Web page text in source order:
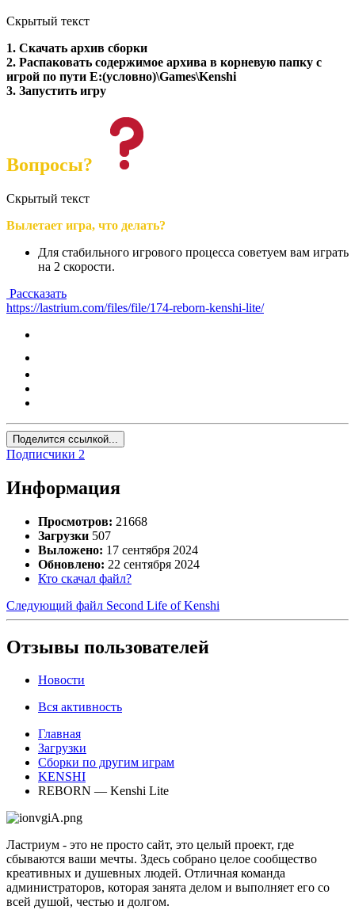
Скрытый текст
1. Скачать архив сборки
2. Распаковать содержимое архива в корневую папку с
игрой по пути E:(условно)\Games\Kenshi
3. Запустить игру
Вопросы?
Скрытый текст
Вылетает игра, что делать?
Для стабильного игрового процесса советуем вам играть
на 2 скорости.
Рассказать
https://lastrium.com/files/file/174-reborn-kenshi-lite/
Поделится ссылкой...
Подписчики 2
Информация
Просмотров: 21668
Загрузки 507
Выложено: 17 сентября 2024
Обновлено: 22 сентября 2024
Кто скачал файл?
Следующий файл Second Life of Kenshi
Отзывы пользователей
Новости
Вся активность
Главная
Загрузки
Сборки по другим играм
KENSHI
REBORN — Kenshi Lite
Ластриум - это не просто сайт, это целый проект, где
сбываются ваши мечты. Здесь собрано целое сообщество
креативных и душевных людей. Отличная команда
администраторов, которая занята делом и выполняет его со
всей душой, честью и долгом.